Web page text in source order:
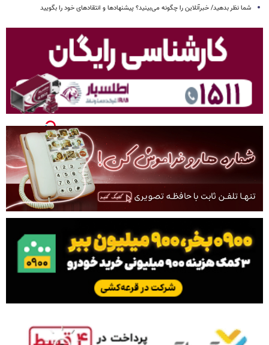
شما نظر بدهید/ خبرآنلاین را چگونه می‌بینید؟ پیشنهادها و انتقادهای خود را بگویید